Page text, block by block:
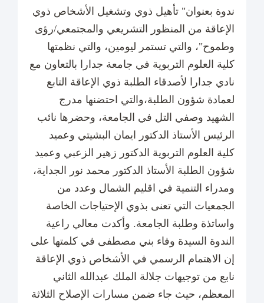
ندوة بعنوان" تأهيل ذوي وتشغيل الأشخاص ذوي
الإعاقة من المنظور التشريعي والمجتمعي/رؤى
وطموح"، والتي تستمر ليومين، والتي نظمتها
كلية العلوم التربوية في جامعة جدارا بالتعاون مع
نادي جدارا لأصدقاء الطلبة ذوي الإعاقة التابع
لعمادة شؤون الطلبة،والتي احتضنها مدرج
الشهيد وصفي التل في الجامعة، وحضرها نائب
الرئيس الأستاذ الدكتور ايمان البشيتي وعميد
كلية العلوم التربوية الدكتور زهير الزعبي وعميد
شؤون الطلبة الأستاذ الدكتور محمد نور الجداية،
ومدراء التنمية في اقليم الشمال وعدد من
الجمعيات التي تعنى بذوي الإحتياجات الخاصة
واساتذة وطلبة الجامعة. وأكدت معالي راعية
الندوة السيدة وفاء بني مصطفى في كلمتها على
إن الاهتمام الرسمي في الأشخاص ذوي الإعاقة
نابع من توجيهات جلالة الملك عبدالله الثاني
المعظم، حيث جاء ضمن مسارات الإصلاح الثلاثة